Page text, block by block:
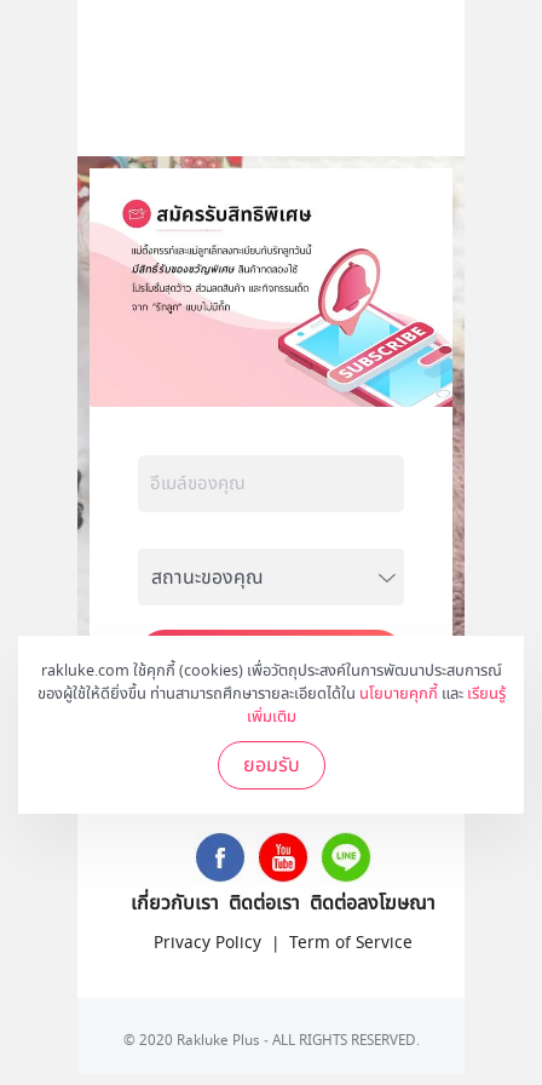
rakluke.com ใช้คุกกี้ (cookies) เพื่อวัตถุประสงค์ในการพัฒนาประสบการณ์
ของผู้ใช้ให้ดียิ่งขึ้น ท่านสามารถศึกษารายละเอียดได้ใน นโยบายคุกกี้ และ เรียนรู้
เพิ่มเติม
ยอมรับ
สมัคร
ติดตามเราได้ที่
เกี่ยวกับเรา ติดต่อเรา ติดต่อลงโฆษณา
Privacy Policy | Term of Service
© 2020 Rakluke Plus - ALL RIGHTS RESERVED.